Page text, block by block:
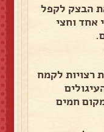
הבצק לקפל
אחד וחצי
רצויות לקמח
חמים